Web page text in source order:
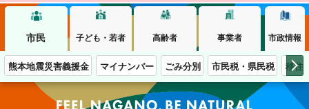
市民 子ども・若者 高齢者 事業者 市政情報
熊本地震災害義援金 マイナンバー ごみ分別 市民税・県民税 移住
この街で、わたしらしく生きる。長野市